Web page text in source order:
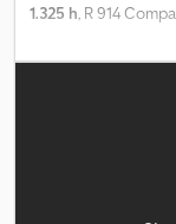
1.325 h, R 914
iz genişliği 2000
Palet B4, 500 mm